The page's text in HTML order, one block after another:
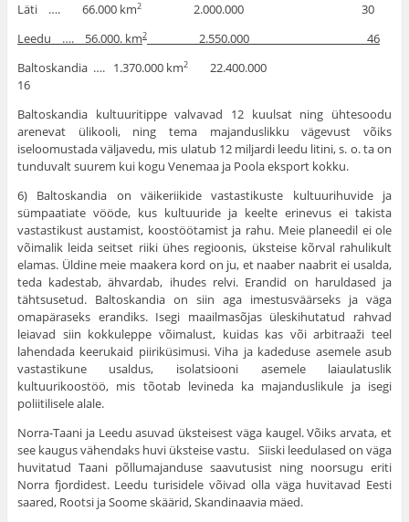
Läti …. 66.000 km22.000.000 30
Leedu …. 56.000. km2 2.550.000
46
Baltoskandia …. 1.370.000 km222.400.000
16
Baltoskandia kultuuritippe valvavad 12 kuulsat ning ühtesoodu
arenevat ülikooli, ning tema majanduslikku vägevust võiks
iseloomustada väljavedu, mis ulatub 12 miljardi leedu litini, s. o. ta on
tundu­valt suurem kui kogu Venemaa ja Poola eksport kokku.
6) Baltoskandia on väikeriikide vastastikuste kultuurihuvide ja
sümpaatiate vööde, kus kul­tuuride ja keelte erinevus ei takista
vastastikust austamist, koostöötamist ja rahu. Meie planee­dil ei ole
võimalik leida seitset riiki ühes regioonis, üksteise kõrval rahulikult
elamas. Üldine meie maakera kord on ju, et naaber naab­rit ei usalda,
teda kadestab, ähvardab, ihudes relvi. Erandid on ha­ruldased ja
tähtsusetud. Baltoskandia on siin aga imestusväärseks ja väga
omapäraseks erandiks. Isegi maailmasõjas üleskihutatud rah­vad
leiavad siin kokkuleppe võimalust, kuidas kas või arbitraaži teel
lahendada keerukaid piiriküsimusi. Viha ja kadeduse asemele asub
vastastikune usaldus, isolatsiooni asemele laiaulatuslik
kultuurikoostöö, mis tõotab levineda ka majanduslikule ja isegi
poliitilisele alale.
Norra-Taani ja Leedu asuvad üksteisest väga kaugel. Võiks ar­vata, et
see kaugus vähendaks huvi üksteise vastu. Siiski leedulased on väga
huvitatud Taani põllumajanduse saavutusist ning noorsugu eriti
Norra fjordidest. Leedu turisidele võivad olla väga huvitavad Eesti
saared, Rootsi ja Soome skäärid, Skandinaavia mäed.